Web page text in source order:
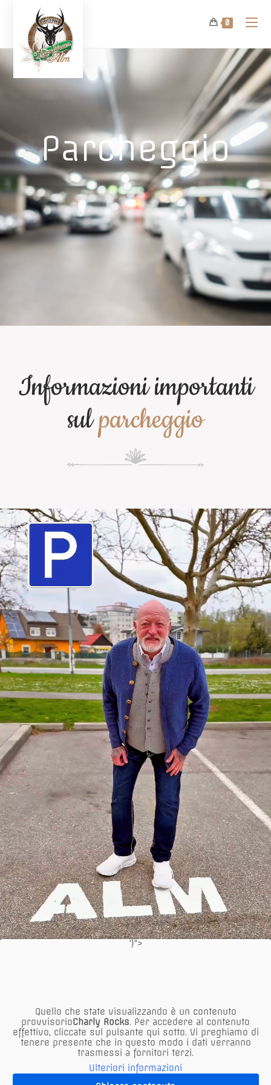
0
Parcheggio
Informazioni importanti
sulparcheggio
CARI OSPITI!
Informazioni importanti sul parcheggio!
Parcheggio gratuito di fronte al parcheggio KIKA SOLO
SOPRA nei parcheggi ALM contrassegnati
')">
Quello che state visualizzando è un contenuto
provvisorioCharly Rocks. Per accedere al contenuto
effettivo, cliccate sul pulsante qui sotto. Vi preghiamo di
tenere presente che in questo modo i dati verranno
trasmessi a fornitori terzi.
Ulteriori informazioni